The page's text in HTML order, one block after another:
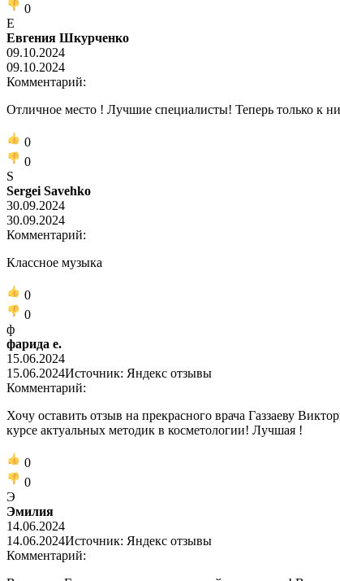
0
Е
Евгения Шкурченко
09.10.2024
09.10.2024
Комментарий:
Отличное место ! Лучшие специалисты! Теперь только к
0
0
S
Sergei Savehko
30.09.2024
30.09.2024
Комментарий:
Классное музыка
0
0
ф
фарида е.
15.06.2024
15.06.2024Источник: Яндекс отзывы
Комментарий:
Хочу оставить отзыв на прекрасного врача Газзаеву
курсе актуальных методик в косметологии! Лучшая !
0
0
Э
Эмилия
14.06.2024
14.06.2024Источник: Яндекс отзывы
Комментарий: